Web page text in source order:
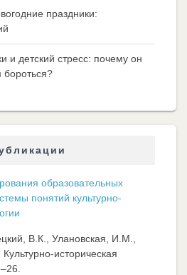
праздники:
и детский стресс: почему он
бороться?
образовательных
понятий культурно-
В.К., Улановская, И.М.,
историческая